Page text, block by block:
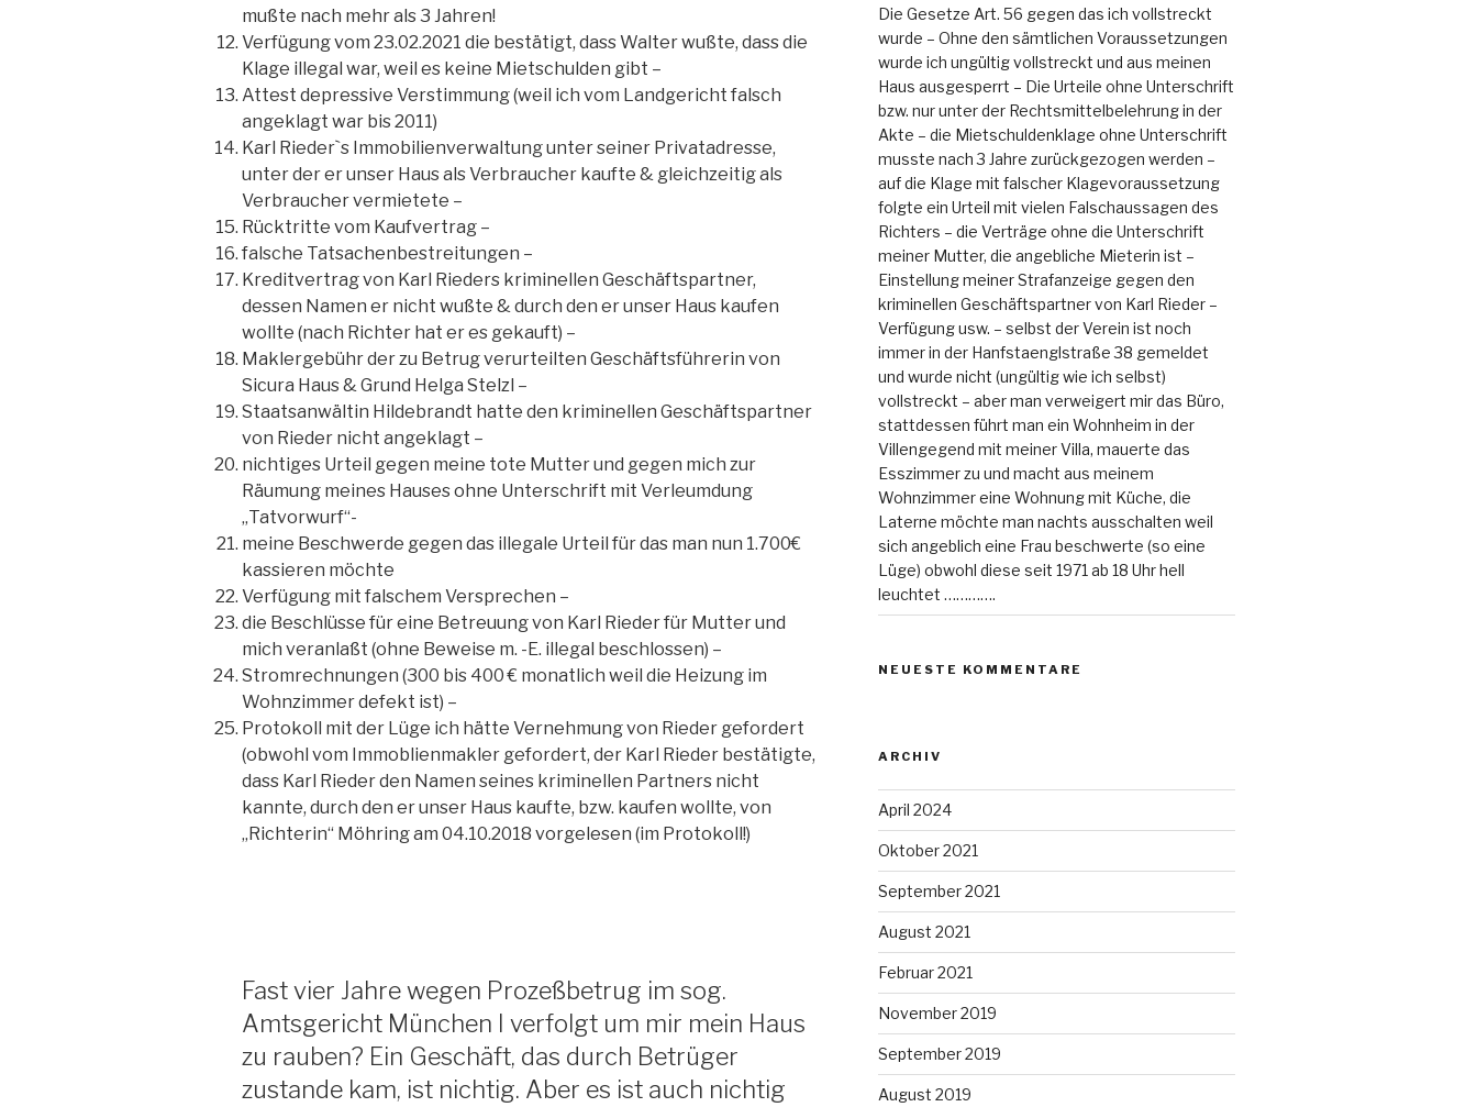
mußte nach mehr als 3 Jahren!
Verfügung vom 23.02.2021 die bestätigt, dass Walter wußte, dass die
Klage illegal war, weil es keine Mietschulden gibt –
Attest depressive Verstimmung (weil ich vom Landgericht falsch
angeklagt war bis 2011)
Karl Rieder`s Immobilienverwaltung unter seiner Privatadresse,
unter der er unser Haus als Verbraucher kaufte & gleichzeitig als
Verbraucher vermietete –
Rücktritte vom Kaufvertrag –
falsche Tatsachenbestreitungen –
Kreditvertrag von Karl Rieders kriminellen Geschäftspartner,
dessen Namen er nicht wußte & durch den er unser Haus kaufen
wollte (nach Richter hat er es gekauft) –
Maklergebühr der zu Betrug verurteilten Geschäftsführerin von
Sicura Haus & Grund Helga Stelzl –
Staatsanwältin Hildebrandt hatte den kriminellen Geschäftspartner
von Rieder nicht angeklagt –
nichtiges Urteil gegen meine tote Mutter und gegen mich zur
Räumung meines Hauses ohne Unterschrift mit Verleumdung
„Tatvorwurf“-
meine Beschwerde gegen das illegale Urteil für das man nun 1.700€
kassieren möchte
Verfügung mit falschem Versprechen –
die Beschlüsse für eine Betreuung von Karl Rieder für Mutter und
mich veranlaßt (ohne Beweise m. -E. illegal beschlossen) –
Stromrechnungen (300 bis 400 € monatlich weil die Heizung im
Wohnzimmer defekt ist) –
Protokoll mit der Lüge ich hätte Vernehmung von Rieder gefordert
(obwohl vom Immoblienmakler gefordert, der Karl Rieder bestätigte,
dass Karl Rieder den Namen seines kriminellen Partners nicht
kannte, durch den er unser Haus kaufte, bzw. kaufen wollte, von
„Richterin“ Möhring am 04.10.2018 vorgelesen (im Protokoll!)
Fast vier Jahre wegen Prozeßbetrug im sog.
Amtsgericht München I verfolgt um mir mein Haus
zu rauben? Ein Geschäft, das durch Betrüger
zustande kam, ist nichtig. Aber es ist auch nichtig
Die Gesetze Art. 56 gegen das ich vollstreckt
wurde – Ohne den sämtlichen Voraussetzungen
wurde ich ungültig vollstreckt und aus meinen
Haus ausgesperrt – Die Urteile ohne Unterschrift
bzw. nur unter der Rechtsmittelbelehrung in der
Akte – die Mietschuldenklage ohne Unterschrift
musste nach 3 Jahre zurückgezogen werden –
auf die Klage mit falscher Klagevoraussetzung
folgte ein Urteil mit vielen Falschaussagen des
Richters – die Verträge ohne die Unterschrift
meiner Mutter, die angebliche Mieterin ist –
Einstellung meiner Strafanzeige gegen den
kriminellen Geschäftspartner von Karl Rieder –
Verfügung usw. – selbst der Verein ist noch
immer in der Hanfstaenglstraße 38 gemeldet
und wurde nicht (ungültig wie ich selbst)
vollstreckt – aber man verweigert mir das Büro,
stattdessen führt man ein Wohnheim in der
Villengegend mit meiner Villa, mauerte das
Esszimmer zu und macht aus meinem
Wohnzimmer eine Wohnung mit Küche, die
Laterne möchte man nachts ausschalten weil
sich angeblich eine Frau beschwerte (so eine
Lüge) obwohl diese seit 1971 ab 18 Uhr hell
leuchtet ………….
NEUESTE KOMMENTARE
ARCHIV
April 2024
Oktober 2021
September 2021
August 2021
Februar 2021
November 2019
September 2019
August 2019